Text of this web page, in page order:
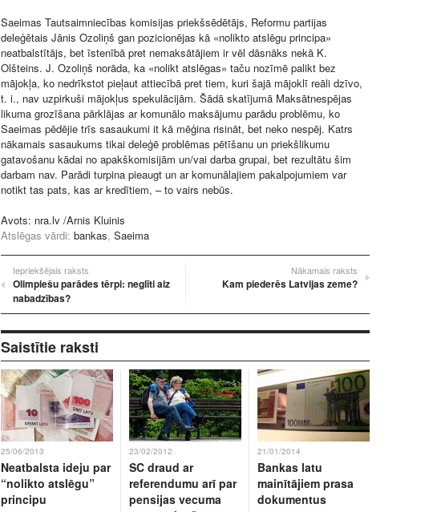
Saeimas Tautsaimniecības komisijas priekšsēdētājs, Reformu partijas
deleģētais Jānis Ozoliņš gan pozicionējas kā «nolikto atslēgu principa»
neatbalstītājs, bet īstenībā pret nemaksātājiem ir vēl dāsnāks nekā K.
Olšteins. J. Ozoliņš norāda, ka «nolikt atslēgas» taču nozīmē palikt bez
mājokļa, ko nedrīkstot pieļaut attiecībā pret tiem, kuri šajā mājoklī reāli dzīvo,
t. i., nav uzpirkuši mājokļus spekulācijām. Šādā skatījumā Maksātnespējas
likuma grozīšana pārklājas ar komunālo maksājumu parādu problēmu, ko
Saeimas pēdējie trīs sasaukumi it kā mēģina risināt, bet neko nespēj. Katrs
nākamais sasaukums tikai deleģē problēmas pētīšanu un priekšlikumu
gatavošanu kādai no apakškomisijām un/vai darba grupai, bet rezultātu šim
darbam nav. Parādi turpina pieaugt un ar komunālajiem pakalpojumiem var
notikt tas pats, kas ar kredītiem, – to vairs nebūs.
Avots: nra.lv /Arnis Kluinis
Atslēgas vārdi: bankas, Saeima
Iepriekšējais raksts
Olimpiešu parādes tērpi: neglīti aiz
nabadzības?
Nākamais raksts
Kam piederēs Latvijas zeme?
Saistītie raksti
25/06/2013
Neatbalsta ideju par
“nolikto atslēgu”
principu
23/02/2012
SC draud ar
referendumu arī par
pensijas vecuma
21/01/2014
Bankas latu
mainītājiem prasa
dokumentus